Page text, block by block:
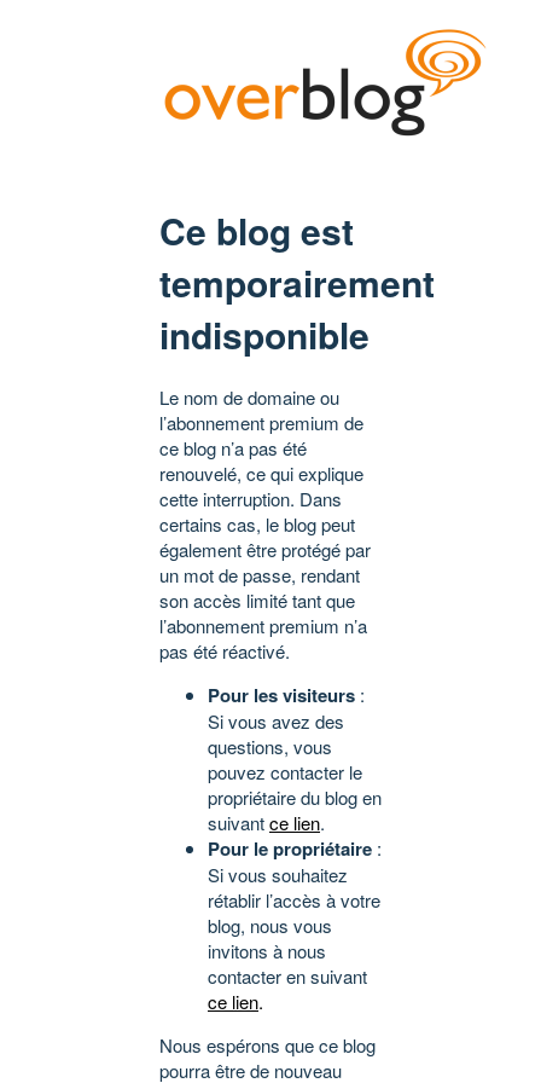
Ce blog est
temporairement
indisponible
Le nom de domaine ou
l’abonnement premium de
ce blog n’a pas été
renouvelé, ce qui explique
cette interruption. Dans
certains cas, le blog peut
également être protégé par
un mot de passe, rendant
son accès limité tant que
l’abonnement premium n’a
pas été réactivé.
Pour les visiteurs :
Si vous avez des
questions, vous
pouvez contacter le
propriétaire du blog en
suivantce lien.
Pour le propriétaire :
Si vous souhaitez
rétablir l’accès à votre
blog, nous vous
invitons à nous
contacter en suivant
ce lien.
Nous espérons que ce blog
pourra être de nouveau